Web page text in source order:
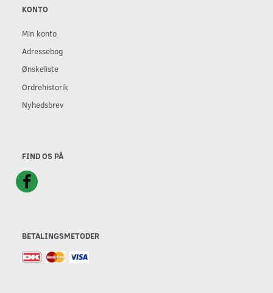
KONTO
Min konto
Adressebog
Ønskeliste
Ordrehistorik
Nyhedsbrev
FIND OS PÅ
BETALINGSMETODER